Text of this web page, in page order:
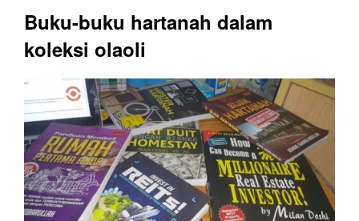
Buku-buku hartanah dalam
koleksi olaoli